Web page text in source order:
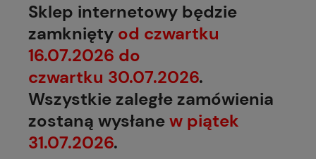
Sklep internetowy będzie
zamknięty od czwartku
16.07.2026 do
czwartku 30.07.2026.
Wszystkie zaległe zamówienia
zostaną wysłanew piątek
31.07.2026.